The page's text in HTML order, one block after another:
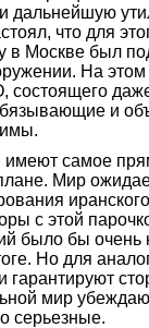
дальнейшую
что для
в Москве был
На
и
самое
Мир
с этой
было бы очень
Но для
гарантируют
мир
серьезные.